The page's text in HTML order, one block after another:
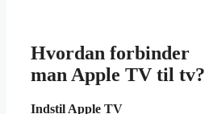
Hvordan forbinder
man Apple TV til tv?
Indstil Apple TV